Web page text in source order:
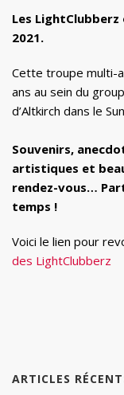
Les
2021.
Cette troupe multi-
ans au sein du
d’Altkirch dans le
Souvenirs,
artistiques et
rendez-vous…
temps !
Voici le lien pour
des LightClubberz
ARTICLES